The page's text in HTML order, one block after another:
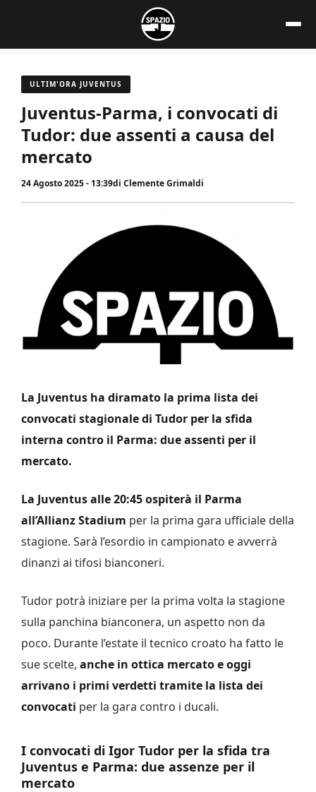
contenuto
ULTIM'ORA JUVENTUS
Juventus-Parma, i convocati di
Tudor: due assenti a causa del
mercato
24 Agosto 2025 - 13:39di Clemente Grimaldi
La Juventus ha diramato la prima lista dei
convocati stagionale di Tudor per la sfida
interna contro il Parma: due assenti per il
mercato.
La Juventus alle 20:45 ospiterà il Parma
all’Allianz Stadium per la prima gara ufficiale della
stagione. Sarà l’esordio in campionato e avverrà
dinanzi ai tifosi bianconeri.
Tudor potrà iniziare per la prima volta la stagione
sulla panchina bianconera, un aspetto non da
poco. Durante l’estate il tecnico croato ha fatto le
sue scelte, anche in ottica mercato e oggi
arrivano i primi verdetti tramite la lista dei
convocati per la gara contro i ducali.
I convocati di Igor Tudor per la sfida tra
Juventus e Parma: due assenze per il
mercato